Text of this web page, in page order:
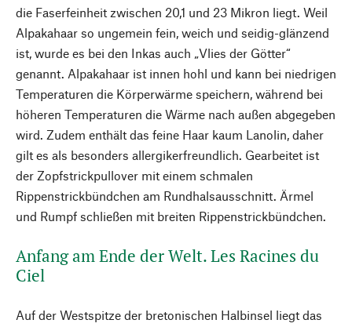
die Faserfeinheit zwischen 20,1 und 23 Mikron liegt. Weil
Alpakahaar so ungemein fein, weich und seidig-glänzend
ist, wurde es bei den Inkas auch „Vlies der Götter“
genannt. Alpakahaar ist innen hohl und kann bei niedrigen
Temperaturen die Körperwärme speichern, während bei
höheren Temperaturen die Wärme nach außen abgegeben
wird. Zudem enthält das feine Haar kaum Lanolin, daher
gilt es als besonders allergikerfreundlich. Gearbeitet ist
der Zopfstrickpullover mit einem schmalen
Rippenstrickbündchen am Rundhalsausschnitt. Ärmel
und Rumpf schließen mit breiten Rippenstrickbündchen.
Anfang am Ende der Welt. Les Racines du
Ciel
Auf der Westspitze der bretonischen Halbinsel liegt das